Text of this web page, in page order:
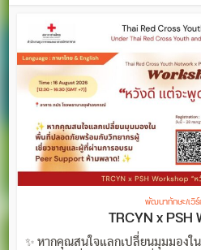
พัฒนาทักษะ/เวิ
TRCYN x PSH
✨ หากคุณสนใจแลกเปลี่ยนมุมมอง